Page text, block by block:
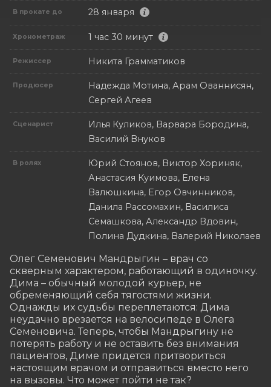
В прокате до 28 января
Хронометраж 1 час 30 минут
Режиссер Никита Грамматиков
Продюсер
Надежда Мотина, Арам Ованнисян,
Сергей Агеев
Сценарист
Илья Куликов, Варвара Бородина,
Василий Внуков
В ролях
Юрий Стоянов, Виктор Хориняк,
Анастасия Куимова, Елена
Валюшкина, Егор Овчинников,
Данила Рассомахин, Василиса
Семашкова, Александр Вдовин,
Полина Дудкина, Валерий Николаев
Олег Семенович Мандрыгин – врач со
скверным характером, работающий в одиночку.
Дима – обычный молодой курьер, не
обременяющий себя тягостями жизни.
Однажды их судьбы переплетаются: Дима
неудачно врезается на велосипеде в Олега
Семеновича. Теперь, чтобы Мандрыгину не
потерять работу и не оставить без внимания
пациентов, Диме придется притвориться
настоящим врачом и отправиться вместо него
на вызовы. Что может пойти не так?